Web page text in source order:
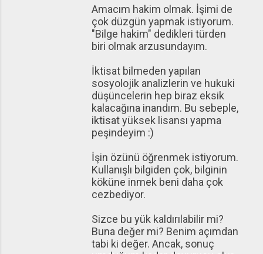
Amacım hakim olmak. İşimi de
çok düzgün yapmak istiyorum.
"Bilge hakim" dedikleri türden
biri olmak arzusundayım.
İktisat bilmeden yapılan
sosyolojik analizlerin ve hukuki
düşüncelerin hep biraz eksik
kalacağına inandım. Bu sebeple,
iktisat yüksek lisansı yapma
peşindeyim :)
İşin özünü öğrenmek istiyorum.
Kullanışlı bilgiden çok, bilginin
köküne inmek beni daha çok
cezbediyor.
Sizce bu yük kaldırılabilir mi?
Buna değer mi? Benim açımdan
tabi ki değer. Ancak, sonuç